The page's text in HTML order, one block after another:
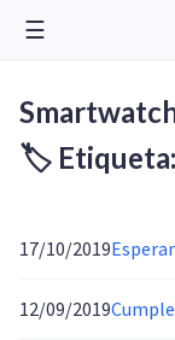
☰
🏷️
17/10/2019
12/09/2019